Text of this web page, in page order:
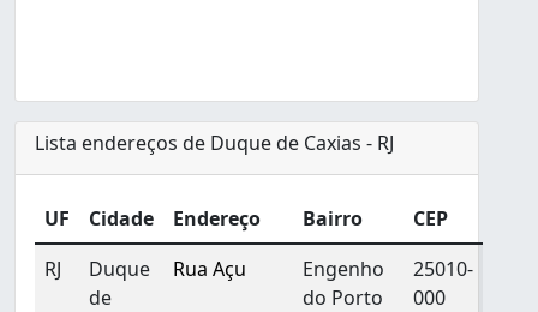
Lista endereços de Duque de Caxias - RJ
UF Cidade Endereço Bairro
CEP
RJ
Duque
de
Rua Açu
Engenho
do Porto
25010-
000